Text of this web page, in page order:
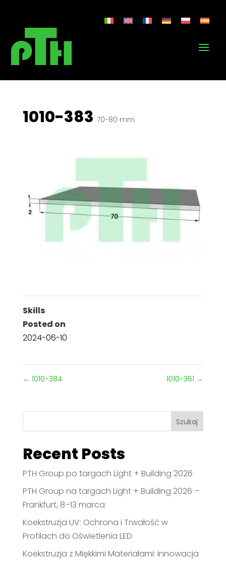
1010-383 70-80 mm
Skills
Posted on
2024-06-10
← 1010-384 1010-361 →
Szukaj
Recent Posts
PTH Group po targach Light + Building 2026
PTH Group na targach Light + Building 2026 –
Frankfurt, 8–13 marca
Koekstruzja UV: Ochrona i Trwałość w
Profilach do Oświetlenia LED
Koekstruzja z Miękkimi Materiałami: Innowacja